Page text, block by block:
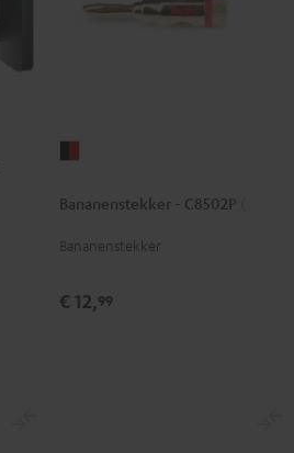
C8502P
Zwart/rood
Bananenstekker - C8502P (Paar)
Bananenstekker
€ 12,99